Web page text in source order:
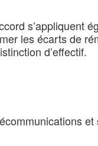
s’appliquent
les écarts de
d’effectif.